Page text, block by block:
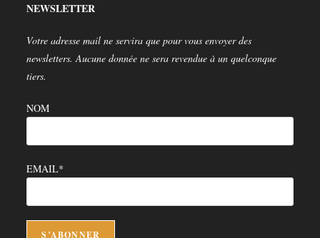
NEWSLETTER
Votre adresse mail ne servira que pour vous envoyer des
newsletters. Aucune donnée ne sera revendue à un quelconque
tiers.
NOM
EMAIL*